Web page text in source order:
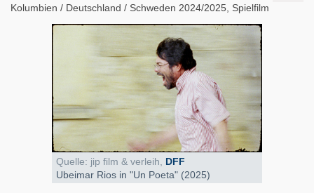
Kolumbien Deutschland Schweden 2024/2025 Spielfilm
Quelle: jip film & verleih, DFF
Ubeimar Rios in "Un Poeta" (2025)